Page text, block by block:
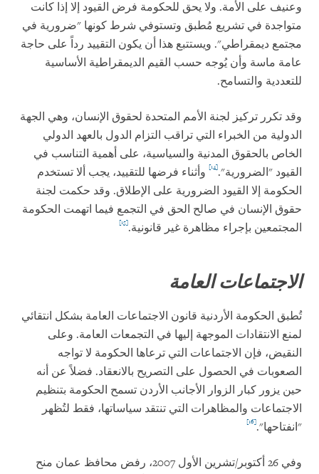
وعنيف على الأمة. ولا يحق للحكومة فرض القيود إلا إذا كانت
متواجدة في تشريع مُطبق وتستوفي شرط كونها "ضرورية في
مجتمع ديمقراطي". ويستتبع هذا أن يكون التقييد رداً على حاجة
عامة ماسة وأن يُوجه حسب القيم الديمقراطية الأساسية
للتعددية والتسامح.
وقد تكرر تركيز لجنة الأمم المتحدة لحقوق الإنسان، وهي الجهة
الدولية من الخبراء التي تراقب التزام الدول بالعهد الدولي
الخاص بالحقوق المدنية والسياسية، على أهمية التناسب في
القيود "الضرورية".[14]
وأثناء فرضها للتقييد، يجب ألا تستخدم
الحكومة إلا القيود الضرورية على الإطلاق. وقد حكمت لجنة
حقوق الإنسان في صالح الحق في التجمع فيما اتهمت الحكومة
المجتمعين بإجراء مظاهرة غير قانونية.[15]
الاجتماعات العامة
تُطبق الحكومة الأردنية قانون الاجتماعات العامة بشكل انتقائي
لمنع الانتقادات الموجهة إليها في التجمعات العامة. وعلى
النقيض، فإن الاجتماعات التي ترعاها الحكومة لا تواجه
الصعوبات في الحصول على التصريح بالانعقاد. فضلاً عن أنه
حين يزور كبار الزوار الأجانب الأردن تسمح الحكومة بتنظيم
الاجتماعات والمظاهرات التي تنتقد سياساتها، فقط لتُظهر
"انفتاحها".[16]
وفي 26 أكتوبر/تشرين الأول 2007، رفض محافظ عمان منح